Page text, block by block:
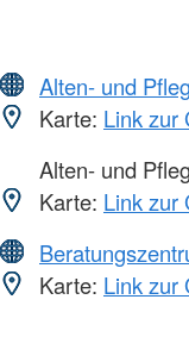
Alten- und
Karte: Link zur
Alten- und
Karte: Link zur
Karte: Link zur